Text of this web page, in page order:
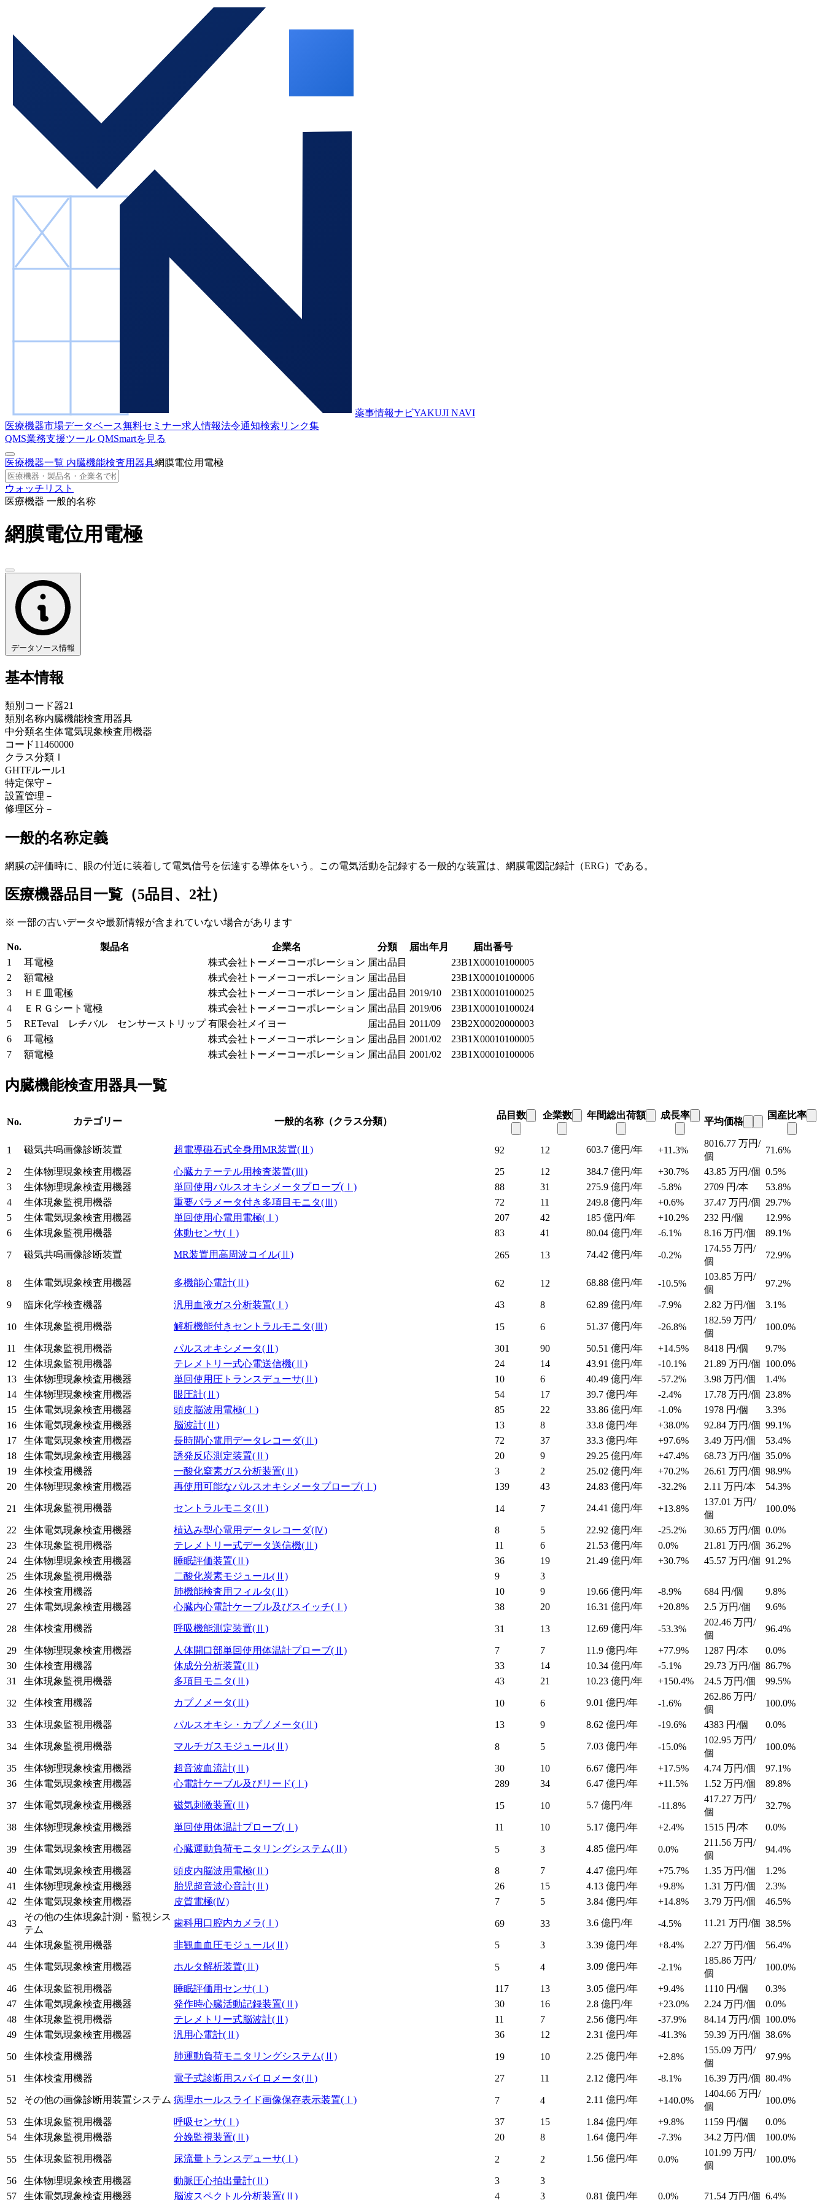
薬事情報ナビYAKUJI NAVI
医療機器市場データベース無料セミナー求人情報法令通知検索 リンク集
QMS業務支援ツール QMSmartを見る
医療機器一覧 内臓機能検査用器具網膜電位用電極
ウォッチリスト
医療機器 一般的名称
網膜電位用電極
データソース情報
基本情報
類別コード器21
類別名称内臓機能検査用器具
中分類名生体電気現象検査用機器
コード11460000
クラス分類 Ⅰ
GHTFルール1
特定保守 －
設置管理 －
修理区分 －
一般的名称定義
網膜の評価時に、眼の付近に装着して電気信号を伝達する導体をいう。この電気活動を記録する一般的な装置は、網膜電図記録計（ERG）である。
医療機器品目一覧（5品目、2社）
※ 一部の古いデータや最新情報が含まれていない場合があります
No. 製品名 企業名 分類 届出年月
届出番号
1
耳電極 株式会社トーメーコーポレーション 届出品目
23B1X00010100005
2
額電極 株式会社トーメーコーポレーション 届出品目
23B1X00010100006
3
ＨＥ皿電極 株式会社トーメーコーポレーション 届出品目 2019/10
23B1X00010100025
4
ＥＲＧシート電極 株式会社トーメーコーポレーション 届出品目 2019/06
23B1X00010100024
5
RETeval レチバル センサーストリップ 有限会社メイヨー 届出品目 2011/09
23B2X00020000003
6
耳電極 株式会社トーメーコーポレーション 届出品目 2001/02
23B1X00010100005
7
額電極 株式会社トーメーコーポレーション 届出品目 2001/02 23B1X00010100006
内臓機能検査用器具一覧
No. カテゴリー 一般的名称（クラス分類）
品目数 企業数 年間総出荷額 成長率
平均価格
国産比率
1 磁気共鳴画像診断装置 超電導磁石式全身用MR装置(Ⅱ) 92 12 603.7 億円/年 +11.3%
8016.77 万円/
個
71.6%
2 生体物理現象検査用機器 心臓カテーテル用検査装置(Ⅲ) 25 12 384.7 億円/年 +30.7% 43.85 万円/個 0.5%
3
生体物理現象検査用機器 単回使用パルスオキシメータプローブ(Ⅰ) 88 31 275.9 億円/年 -5.8% 2709 円/本
53.8%
4
生体現象監視用機器 重要パラメータ付き多項目モニタ(Ⅲ) 72 11 249.8 億円/年 +0.6% 37.47 万円/個 29.7%
5
生体電気現象検査用機器 単回使用心電用電極(Ⅰ) 207 42 185 億円/年 +10.2% 232 円/個
12.9%
6
生体現象監視用機器 体動センサ(Ⅰ) 83 41 80.04 億円/年 -6.1% 8.16 万円/個 89.1%
7 磁気共鳴画像診断装置 MR装置用高周波コイル(Ⅱ) 265 13 74.42 億円/年 -0.2%
174.55 万円/
個
72.9%
8 生体電気現象検査用機器 多機能心電計(Ⅱ) 62 12 68.88 億円/年 -10.5%
103.85 万円/
個
97.2%
9 臨床化学検査機器 汎用血液ガス分析装置(Ⅰ) 43 8 62.89 億円/年 -7.9% 2.82 万円/個 3.1%
10 生体現象監視用機器 解析機能付きセントラルモニタ(Ⅲ) 15 6 51.37 億円/年 -26.8%
182.59 万円/
個
100.0%
11 生体現象監視用機器 パルスオキシメータ(Ⅱ) 301 90 50.51 億円/年 +14.5% 8418 円/個
9.7%
12
生体現象監視用機器 テレメトリー式心電送信機(Ⅱ) 24 14 43.91 億円/年 -10.1% 21.89 万円/個 100.0%
13
生体物理現象検査用機器 単回使用圧トランスデューサ(Ⅱ) 10 6 40.49 億円/年 -57.2% 3.98 万円/個
1.4%
14
生体物理現象検査用機器 眼圧計(Ⅱ) 54 17 39.7 億円/年 -2.4% 17.78 万円/個 23.8%
15
生体電気現象検査用機器 頭皮脳波用電極(Ⅰ) 85 22 33.86 億円/年 -1.0% 1978 円/個
3.3%
16
生体電気現象検査用機器 脳波計(Ⅱ) 13 8 33.8 億円/年 +38.0% 92.84 万円/個 99.1%
17
生体電気現象検査用機器 長時間心電用データレコーダ(Ⅱ) 72 37 33.3 億円/年 +97.6% 3.49 万円/個
53.4%
18
生体電気現象検査用機器 誘発反応測定装置(Ⅱ) 20 9 29.25 億円/年 +47.4% 68.73 万円/個 35.0%
19
生体検査用機器 一酸化窒素ガス分析装置(Ⅱ) 3 2 25.02 億円/年 +70.2% 26.61 万円/個 98.9%
20
生体物理現象検査用機器 再使用可能なパルスオキシメータプローブ(Ⅰ) 139 43 24.83 億円/年 -32.2% 2.11 万円/本 54.3%
21 生体現象監視用機器 セントラルモニタ(Ⅱ) 14 7 24.41 億円/年 +13.8%
137.01 万円/
個
100.0%
22 生体電気現象検査用機器 植込み型心電用データレコーダ(Ⅳ) 8 5 22.92 億円/年 -25.2% 30.65 万円/個 0.0%
23
生体現象監視用機器 テレメトリー式データ送信機(Ⅱ) 11 6 21.53 億円/年 0.0% 21.81 万円/個 36.2%
24
生体物理現象検査用機器 睡眠評価装置(Ⅱ) 36 19 21.49 億円/年 +30.7% 45.57 万円/個 91.2%
25
生体現象監視用機器 二酸化炭素モジュール(Ⅱ) 9
3
26
生体検査用機器 肺機能検査用フィルタ(Ⅱ) 10 9 19.66 億円/年 -8.9% 684 円/個
9.8%
27
生体電気現象検査用機器 心臓内心電計ケーブル及びスイッチ(Ⅰ) 38 20 16.31 億円/年 +20.8% 2.5 万円/個 9.6%
28 生体検査用機器 呼吸機能測定装置(Ⅱ) 31 13 12.69 億円/年 -53.3%
202.46 万円/
個
96.4%
29 生体物理現象検査用機器 人体開口部単回使用体温計プローブ(Ⅱ) 7 7 11.9 億円/年 +77.9% 1287 円/本
0.0%
30
生体検査用機器 体成分分析装置(Ⅱ) 33 14 10.34 億円/年 -5.1% 29.73 万円/個 86.7%
31
生体現象監視用機器 多項目モニタ(Ⅱ) 43 21 10.23 億円/年 +150.4% 24.5 万円/個 99.5%
32 生体検査用機器 カプノメータ(Ⅱ) 10 6 9.01 億円/年 -1.6%
262.86 万円/
個
100.0%
33 生体現象監視用機器 パルスオキシ・カプノメータ(Ⅱ) 13 9 8.62 億円/年 -19.6% 4383 円/個 0.0%
34 生体現象監視用機器 マルチガスモジュール(Ⅱ) 8 5 7.03 億円/年 -15.0%
102.95 万円/
個
100.0%
35 生体物理現象検査用機器 超音波血流計(Ⅱ) 30 10 6.67 億円/年 +17.5% 4.74 万円/個
97.1%
36
生体電気現象検査用機器 心電計ケーブル及びリード(Ⅰ) 289 34 6.47 億円/年 +11.5% 1.52 万円/個 89.8%
37 生体電気現象検査用機器 磁気刺激装置(Ⅱ) 15 10 5.7 億円/年 -11.8%
417.27 万円/
個
32.7%
38 生体物理現象検査用機器 単回使用体温計プローブ(Ⅰ) 11 10 5.17 億円/年 +2.4% 1515 円/本 0.0%
39 生体電気現象検査用機器 心臓運動負荷モニタリングシステム(Ⅱ) 5 3 4.85 億円/年 0.0%
211.56 万円/
個
94.4%
40 生体電気現象検査用機器 頭皮内脳波用電極(Ⅱ) 8 7 4.47 億円/年 +75.7% 1.35 万円/個
1.2%
41
生体物理現象検査用機器 胎児超音波心音計(Ⅱ) 26 15 4.13 億円/年 +9.8% 1.31 万円/個
2.3%
42
生体電気現象検査用機器 皮質電極(Ⅳ) 7 5 3.84 億円/年 +14.8% 3.79 万円/個 46.5%
43
その他の生体現象計測・監視シス
テム
歯科用口腔内カメラ(Ⅰ) 69 33 3.6 億円/年 -4.5% 11.21 万円/個 38.5%
44 生体現象監視用機器 非観血血圧モジュール(Ⅱ) 5 3 3.39 億円/年 +8.4% 2.27 万円/個 56.4%
45 生体電気現象検査用機器 ホルタ解析装置(Ⅱ) 5 4 3.09 億円/年 -2.1%
185.86 万円/
個
100.0%
46 生体現象監視用機器 睡眠評価用センサ(Ⅰ) 117 13 3.05 億円/年 +9.4% 1110 円/個
0.3%
47
生体電気現象検査用機器 発作時心臓活動記録装置(Ⅱ) 30 16 2.8 億円/年 +23.0% 2.24 万円/個
0.0%
48
生体現象監視用機器 テレメトリー式脳波計(Ⅱ) 11 7 2.56 億円/年 -37.9% 84.14 万円/個 100.0%
49
生体電気現象検査用機器 汎用心電計(Ⅱ) 36 12 2.31 億円/年 -41.3% 59.39 万円/個 38.6%
50 生体検査用機器 肺運動負荷モニタリングシステム(Ⅱ) 19 10 2.25 億円/年 +2.8%
155.09 万円/
個
97.9%
51 生体検査用機器 電子式診断用スパイロメータ(Ⅱ) 27 11 2.12 億円/年 -8.1% 16.39 万円/個 80.4%
52 その他の画像診断用装置システム 病理ホールスライド画像保存表示装置(Ⅰ) 7 4 2.11 億円/年 +140.0%
1404.66 万円/
個
100.0%
53 生体現象監視用機器 呼吸センサ(Ⅰ) 37 15 1.84 億円/年 +9.8% 1159 円/個
0.0%
54
生体現象監視用機器 分娩監視装置(Ⅱ) 20 8 1.64 億円/年 -7.3% 34.2 万円/個 100.0%
55 生体現象監視用機器 尿流量トランスデューサ(Ⅰ) 2 2 1.56 億円/年 0.0%
101.99 万円/
個
100.0%
56 生体物理現象検査用機器 動脈圧心拍出量計(Ⅱ) 3
3
57
生体電気現象検査用機器 脳波スペクトル分析装置(Ⅱ) 4 3 0.81 億円/年 0.0% 71.54 万円/個 6.4%